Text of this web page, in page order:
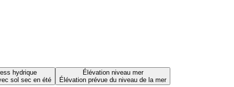
hydrique
sol sec en été
Élévation niveau mer
Élévation prévue du niveau de la mer